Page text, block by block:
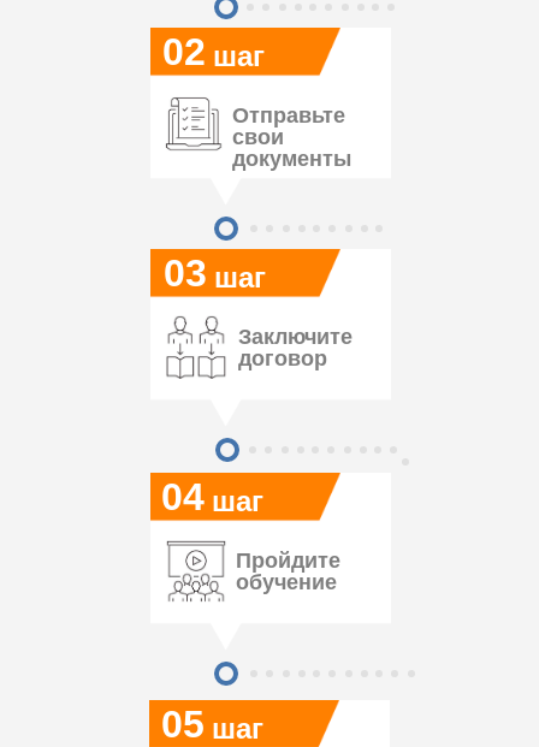
05
04
03
02 шаг
шаг
шаг
шаг
Отправьте
свои
документы
Заключите
договор
Пройдите
обучение